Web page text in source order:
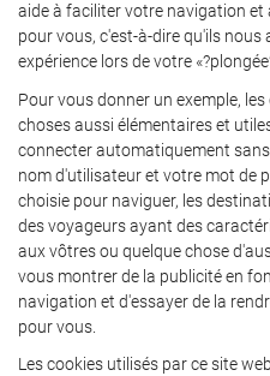
aide à faciliter votre navigation et
pour vous, c'est-à-dire qu'ils
expérience lors de votre
Pour vous donner un exemple,
choses aussi élémentaires et
connecter automatiquement
nom d'utilisateur et votre mot de
choisie pour naviguer, les
des voyageurs ayant des
aux vôtres ou quelque chose
vous montrer de la publicité en
navigation et d'essayer de la
pour vous.
Les cookies utilisés par ce site